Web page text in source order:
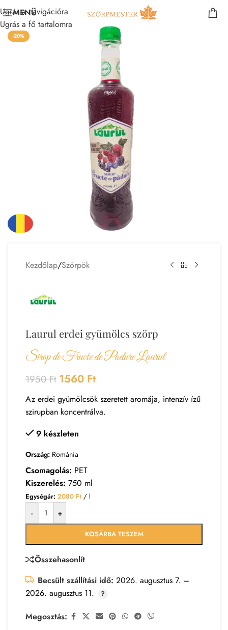
Ugrás a navigációra
Ugrás a fő tartalomra
MENÜ
-20%
Kezdőlap/Szörpök
Laurul erdei gyümölcs szörp
Sirop de Fructe de Padure Laurul
1950Ft 1560 Ft
Az erdei gyümölcsök szeretett aromája, intenzív ízű
szirupban koncentrálva.
9 készleten
Ország: Románia
Csomagolás: PET
Kiszerelés: 750 ml
Egységár: 2080 Ft / l
- +
KOSÁRBA TESZEM
Összehasonlít
Becsült szállítási idő: 2026. augusztus 7. –
2026. augusztus 11.
Megosztás: